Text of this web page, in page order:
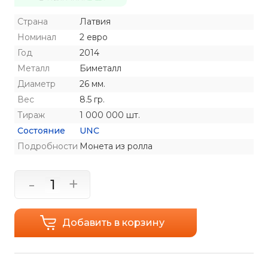
Страна
Латвия
Номинал
2 евро
Год
2014
Металл
Биметалл
Диаметр
26 мм.
Вес
8.5 гр.
Тираж
1 000 000 шт.
Состояние
UNC
Подробности Монета из ролла
- +
Добавить в корзину